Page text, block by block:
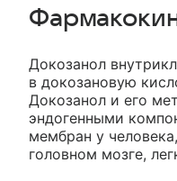
Докозанол
в докозановую
Докозанол и его
эндогенными
мембран у
головном мозге,